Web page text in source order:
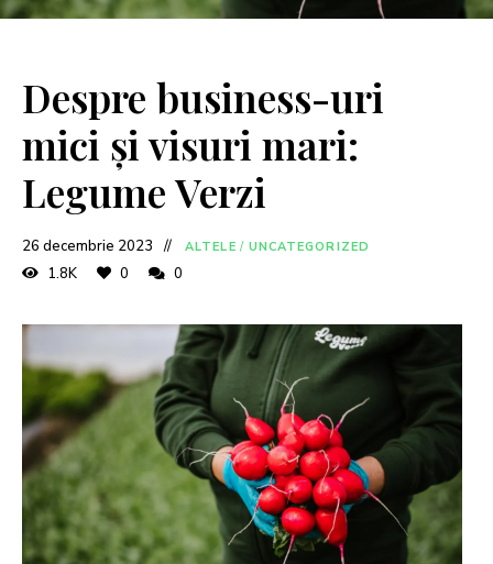
Despre business-uri
mici și visuri mari:
Legume Verzi
26 decembrie 2023 ALTELE / UNCATEGORIZED
1.8K 0 0